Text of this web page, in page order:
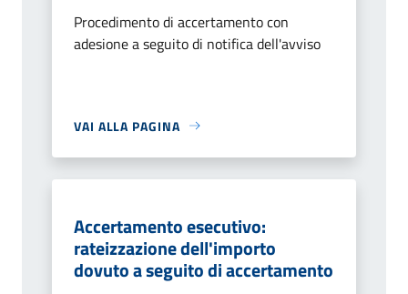
Procedimento di accertamento con
adesione a seguito di notifica dell'avviso
VAI ALLA PAGINA
Accertamento esecutivo:
rateizzazione dell'importo
dovuto a seguito di accertamento